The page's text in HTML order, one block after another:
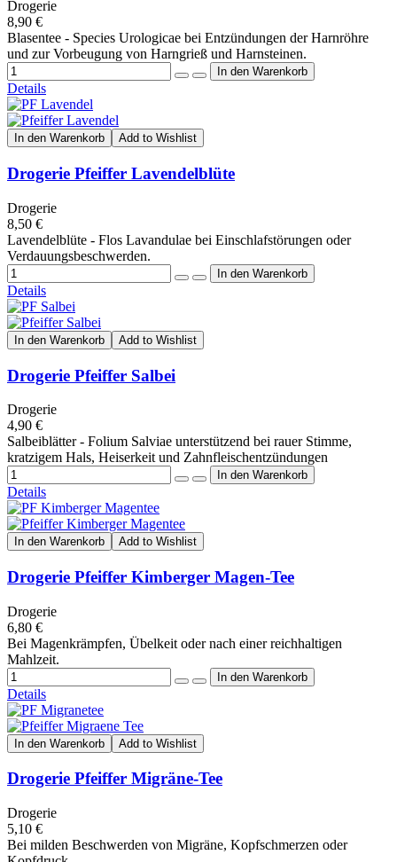
Drogerie
8,90 €
Blasentee - Species Urologicae bei Entzündungen der Harnröhre
und zur Vorbeugung von Harngrieß und Harnsteinen.
Details
In den Warenkorb Add to Wishlist
Drogerie Pfeiffer Lavendelblüte
Drogerie
8,50 €
Lavendelblüte - Flos Lavandulae bei Einschlafstörungen oder
Verdauungsbeschwerden.
Details
In den Warenkorb Add to Wishlist
Drogerie Pfeiffer Salbei
Drogerie
4,90 €
Salbeiblätter - Folium Salviae unterstützend bei rauer Stimme,
kratzigem Hals, Heiserkeit und Zahnfleischentzündungen
Details
In den Warenkorb Add to Wishlist
Drogerie Pfeiffer Kimberger Magen-Tee
Drogerie
6,80 €
Bei Magenkrämpfen, Übelkeit oder nach einer reichhaltigen
Mahlzeit.
Details
In den Warenkorb Add to Wishlist
Drogerie Pfeiffer Migräne-Tee
Drogerie
5,10 €
Bei milden Beschwerden von Migräne, Kopfschmerzen oder